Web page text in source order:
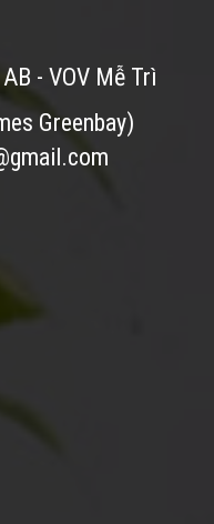
- VOV Mễ Trì
Greenbay)